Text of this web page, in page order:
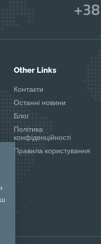
Other Links
Контакти
Останні новини
Блог
Політика
конфіденційності
Правила користування